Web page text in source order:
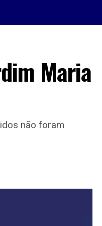
Maria
não foram